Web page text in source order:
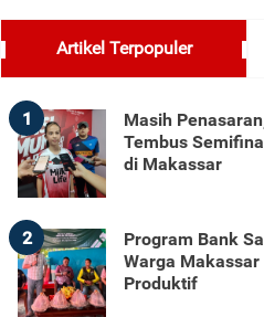
Artikel Terpopuler
1
Masih
Tembus
di Makassar
2
Program Bank
Warga
Produktif